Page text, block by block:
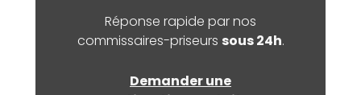
Réponse rapide par nos
commissaires-priseurs sous 24h.
Demander une